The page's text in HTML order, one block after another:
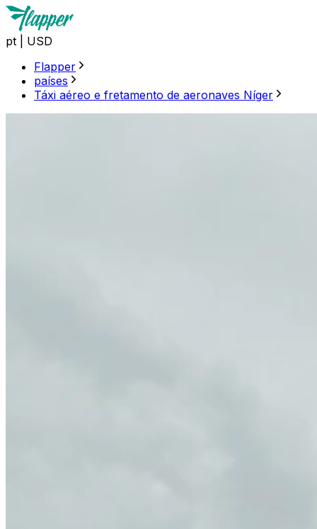
pt
USD
Flapper
países
Táxi aéreo e fretamento de aeronaves Níger